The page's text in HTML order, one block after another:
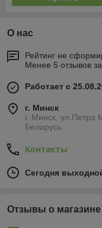
О нас
Рейтинг не
Менее 5 отзывов
Работает с
г. Минск
г. Минск, ул.Петра
Беларусь
Контакты
Сегодня
Отзывы о магазине